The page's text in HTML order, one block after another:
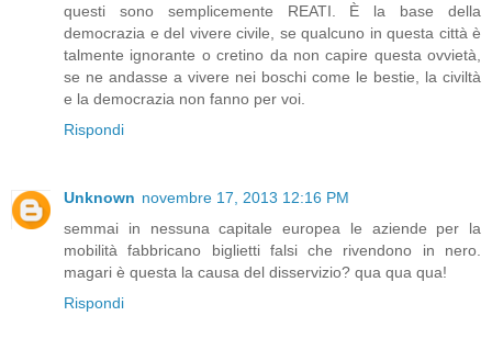
questi sono semplicemente REATI. È la base della
democrazia e del vivere civile, se qualcuno in questa città è
talmente ignorante o cretino da non capire questa ovvietà,
se ne andasse a vivere nei boschi come le bestie, la civiltà
e la democrazia non fanno per voi.
Rispondi
Unknown novembre 17, 2013 12:16 PM
semmai in nessuna capitale europea le aziende per la
mobilità fabbricano biglietti falsi che rivendono in nero.
magari è questa la causa del disservizio? qua qua qua!
Rispondi